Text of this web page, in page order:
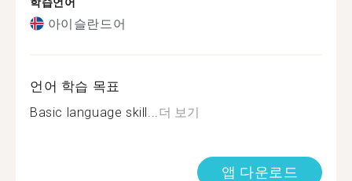
학습언어
아이슬란드어
언어 학습 목표
Basic language skill... 더 보기
앱 다운로드